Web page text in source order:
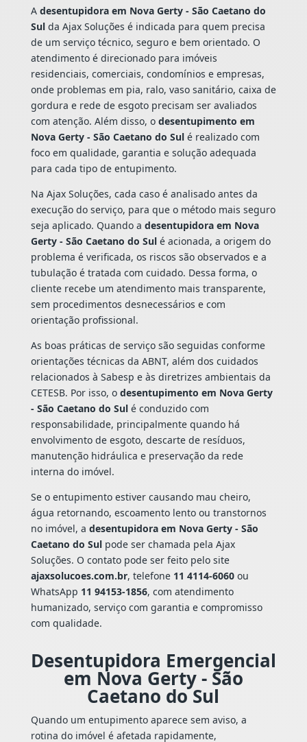
A desentupidora em Nova Gerty - São Caetano do
Sulda Ajax Soluções é indicada para quem precisa
de um serviço técnico, seguro e bem orientado. O
atendimento é direcionado para imóveis
residenciais, comerciais, condomínios e empresas,
onde problemas em pia, ralo, vaso sanitário, caixa de
gordura e rede de esgoto precisam ser avaliados
com atenção. Além disso, o desentupimento em
Nova Gerty - São Caetano do Sulé realizado com
foco em qualidade, garantia e solução adequada
para cada tipo de entupimento.
Na Ajax Soluções, cada caso é analisado antes da
execução do serviço, para que o método mais seguro
seja aplicado. Quando a desentupidora em Nova
Gerty - São Caetano do Sulé acionada, a origem do
problema é verificada, os riscos são observados e a
tubulação é tratada com cuidado. Dessa forma, o
cliente recebe um atendimento mais transparente,
sem procedimentos desnecessários e com
orientação profissional.
As boas práticas de serviço são seguidas conforme
orientações técnicas da ABNT, além dos cuidados
relacionados à Sabesp e às diretrizes ambientais da
CETESB. Por isso, o desentupimento em Nova Gerty
- São Caetano do Sulé conduzido com
responsabilidade, principalmente quando há
envolvimento de esgoto, descarte de resíduos,
manutenção hidráulica e preservação da rede
interna do imóvel.
Se o entupimento estiver causando mau cheiro,
água retornando, escoamento lento ou transtornos
no imóvel, a desentupidora em Nova Gerty - São
Caetano do Sulpode ser chamada pela Ajax
Soluções. O contato pode ser feito pelo site
ajaxsolucoes.com.br, telefone 11 4114-6060ou
WhatsApp 11 94153-1856, com atendimento
humanizado, serviço com garantia e compromisso
com qualidade.
Desentupidora Emergencial
em Nova Gerty - São
Caetano do Sul
Quando um entupimento aparece sem aviso, a
rotina do imóvel é afetada rapidamente,